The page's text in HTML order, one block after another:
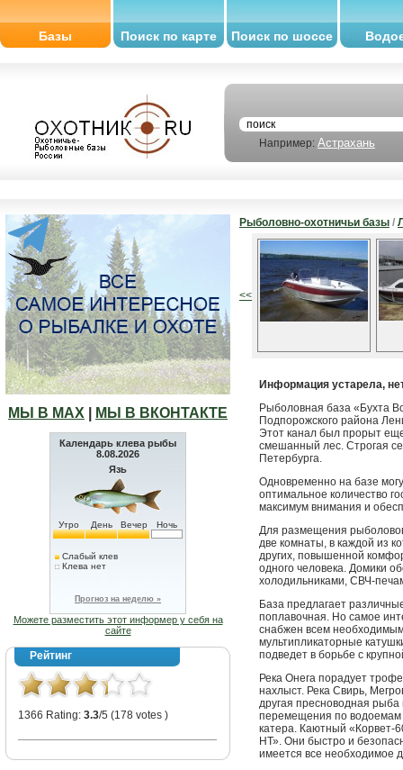
Базы Поиск по карте Поиск по шоссе
Например: Астрахань
МЫ В МАХ МЫ В ВКОНТАКТЕ
Календарь клева рыбы
8.08.2026
Язь
Утро День Вечер Ночь
Слабый клев
Клева нет
Прогноз на неделю »
Можете разместить этот информер у себя на
сайте
Рейтинг
1366 Rating: 3.3/5 (178 votes )
Рыболовно-охотничьи базы /
<<
Информация устарела,
Рыболовная база «Бухта
Подпорожского района
Этот канал был прорыт
смешанный лес. Строгая
Петербурга.
Одновременно на базе
оптимальное количество
максимум внимания и
Для размещения
две комнаты, в каждой из
других, повышенной
одного человека. Домики
холодильниками, СВЧ-
База предлагает
поплавочная. Но самое
снабжен всем
мультипликаторные
подведет в борьбе с
Река Онега порадует
нахлыст. Река Свирь,
другая пресноводная рыба
перемещения по водоемам
катера. Каютный «Корвет-
НТ». Они быстро и
имеется все необходимое